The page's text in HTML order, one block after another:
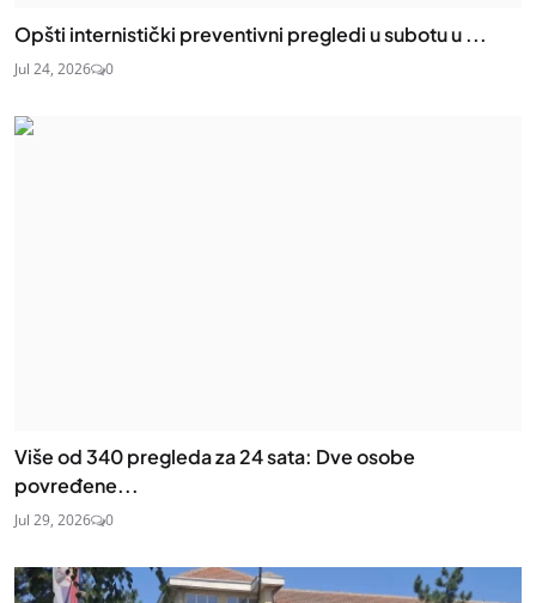
Opšti internistički preventivni pregledi u subotu u ...
Jul 24, 2026 0
Više od 340 pregleda za 24 sata: Dve osobe
povređene...
Jul 29, 2026 0